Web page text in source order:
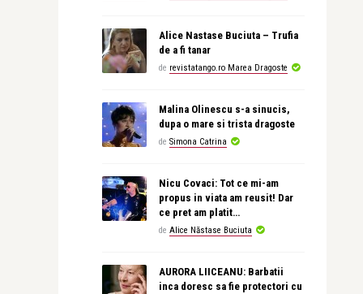
Alice Nastase Buciuta – Trufia
de a fi tanar
de revistatango.ro Marea Dragoste
Malina Olinescu s-a sinucis,
dupa o mare si trista dragoste
de Simona Catrina
Nicu Covaci: Tot ce mi-am
propus in viata am reusit! Dar
ce pret am platit…
de Alice Năstase Buciuta
AURORA LIICEANU: Barbatii
inca doresc sa fie protectori cu